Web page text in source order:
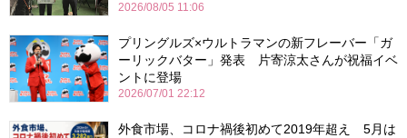
2026/08/05 11:06
プリングルズ×ウルトラマンの新フレーバー「ガ
ーリックバター」発表 片寄涼太さんが祝福イベ
ントに登場
2026/07/01 22:12
外食市場、コロナ禍後初めて2019年超え 5月は